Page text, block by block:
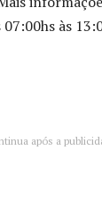
às
após a